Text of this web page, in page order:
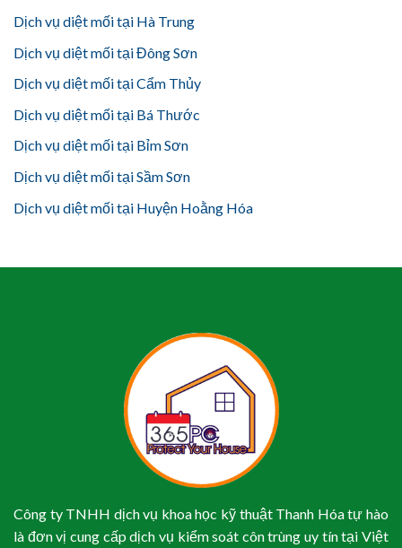
Dịch vụ diệt mối tại Hà Trung
Dịch vụ diệt mối tại Đông Sơn
Dịch vụ diệt mối tại Cẩm Thủy
Dịch vụ diệt mối tại Bá Thước
Dịch vụ diệt mối tại Bỉm Sơn
Dịch vụ diệt mối tại Sầm Sơn
Dịch vụ diệt mối tại Huyện Hoằng Hóa
Công ty TNHH dịch vụ khoa học kỹ thuật Thanh Hóa tự hào
là đơn vị cung cấp dịch vụ kiểm soát côn trùng uy tín tại Việt